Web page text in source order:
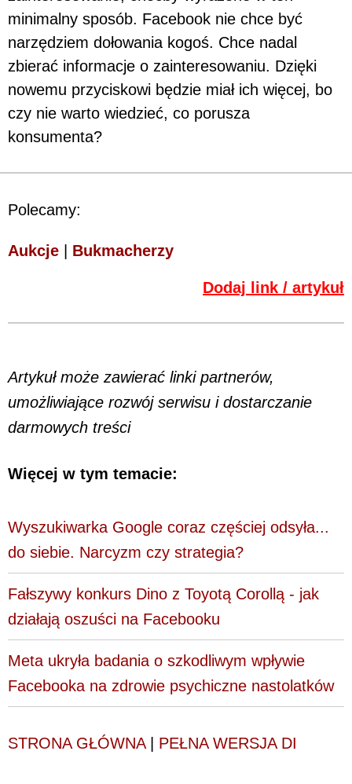
minimalny sposób. Facebook nie chce być
narzędziem dołowania kogoś. Chce nadal
zbierać informacje o zainteresowaniu. Dzięki
nowemu przyciskowi będzie miał ich więcej, bo
czy nie warto wiedzieć, co porusza
konsumenta?
Polecamy:
Aukcje Bukmacherzy
Dodaj link / artykuł
Artykuł może zawierać linki partnerów,
umożliwiające rozwój serwisu i dostarczanie
darmowych treści
Więcej w tym temacie:
Wyszukiwarka Google coraz częściej odsyła...
do siebie. Narcyzm czy strategia?
Fałszywy konkurs Dino z Toyotą Corollą - jak
działają oszuści na Facebooku
Meta ukryła badania o szkodliwym wpływie
Facebooka na zdrowie psychiczne nastolatków
STRONA GŁÓWNA| PEŁNA WERSJA DI